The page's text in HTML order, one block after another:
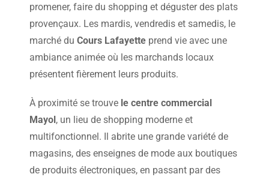
promener, faire du shopping et déguster des plats
provençaux. Les mardis, vendredis et samedis, le
marché du Cours Lafayette prend vie avec une
ambiance animée où les marchands locaux
présentent fièrement leurs produits.
À proximité se trouve le centre commercial
Mayol, un lieu de shopping moderne et
multifonctionnel. Il abrite une grande variété de
magasins, des enseignes de mode aux boutiques
de produits électroniques, en passant par des